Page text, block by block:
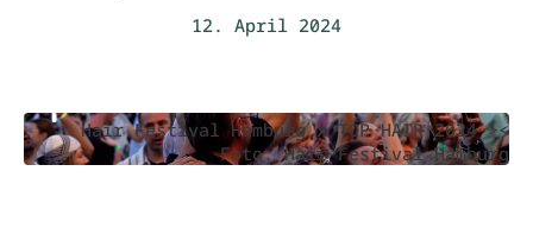
12. April 2024
Hair Festival Hamburg x TOP HAIR 2024 ><
Foto: Hair Festival Hamburg